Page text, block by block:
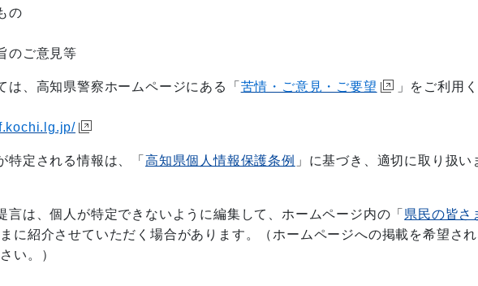
の
ご意見等
、高知県警察ホームページにある「 苦情・ご意見・ご要望
」をご利用
特定される情報は、「 高知県個人情報保護条例 」に基づき、適切に取り扱い
は、個人が特定できないように編集して、ホームページ内の「 県民の皆さ
に紹介させていただく場合があります。（ホームページへの掲載を希望さ
い。）